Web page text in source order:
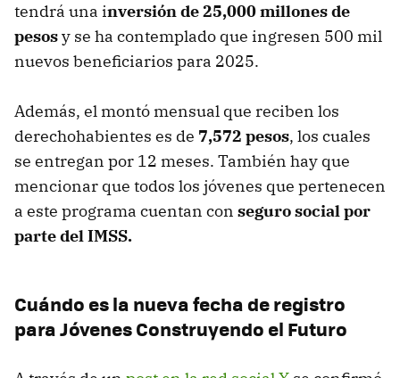
tendrá una inversión de 25,000 millones de
pesosy se ha contemplado que ingresen 500 mil
nuevos beneficiarios para 2025.
Además, el montó mensual que reciben los
derechohabientes es de 7,572 pesos, los cuales
se entregan por 12 meses. También hay que
mencionar que todos los jóvenes que pertenecen
a este programa cuentan con seguro social por
parte del IMSS.
Cuándo es la nueva fecha de registro
para Jóvenes Construyendo el Futuro